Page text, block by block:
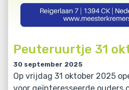
Peuteruurtje 31
30 september 2025
Op vrijdag 31 oktober 2025